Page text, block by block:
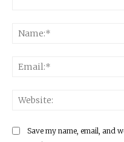
Save my name, email, and